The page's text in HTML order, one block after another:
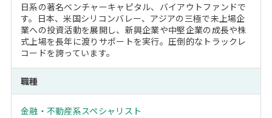
日系の著名ベンチャーキャピタル、バイアウトファンドで
す。日本、米国シリコンバレー、アジアの三極で未上場企
業への投資活動を展開し、新興企業や中堅企業の成長や株
式上場を長年に渡りサポートを実行。圧倒的なトラックレ
コードを誇っています。
職種
金融・不動産系スペシャリスト